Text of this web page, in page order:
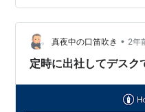
ット 【Amazonデリバリ
安 まとめ 『フレックス
【Amazonフレックス】メ
ので時間の配分がしやす
真夜中の口笛吹き • 2年
定時に出社してデスク